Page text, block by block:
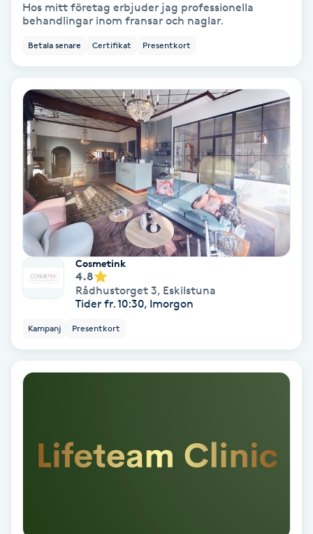
Hudvård
Hyaluronsyra
Hyperhidros
Hypnos
Hårborttagning
Hårförlängning
Hälsprickor
Hos mitt företag erbjuder jag professionella
behandlingar inom fransar och naglar.
Betala senare Certifikat Presentkort
Cosmetink
4.8
Rådhustorget 3, Eskilstuna
Tider fr. 10:30, Imorgon
Kampanj Presentkort